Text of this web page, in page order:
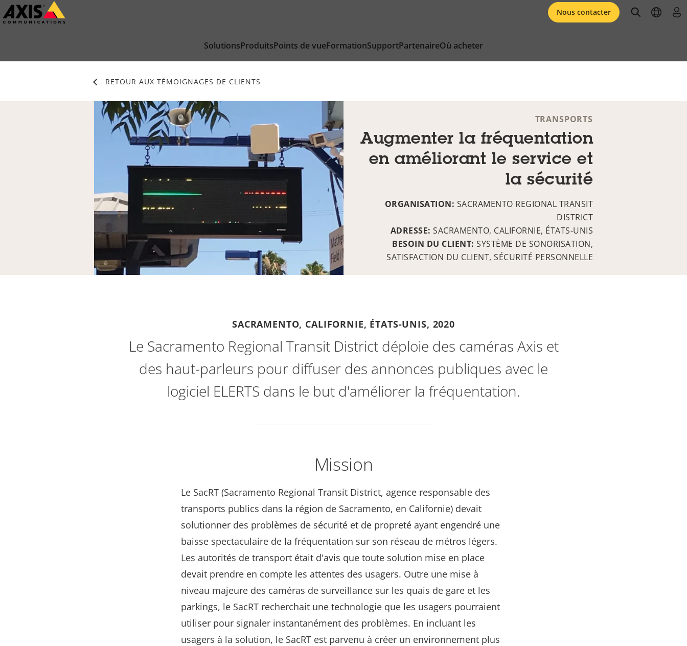
Passer
au
SolutionsProduitsPoints de vueFormationSupportPartenaireOù acheter
Nous contacter openopen
RETOUR AUX TÉMOIGNAGES DE CLIENTS
TRANSPORTS
Augmenter la fréquentation
en améliorant le service et
la sécurité
ORGANISATION: SACRAMENTO REGIONAL TRANSIT
DISTRICT
ADRESSE: SACRAMENTO, CALIFORNIE, ÉTATS-UNIS
BESOIN DU CLIENT: SYSTÈME DE SONORISATION,
SATISFACTION DU CLIENT, SÉCURITÉ PERSONNELLE
SACRAMENTO, CALIFORNIE, ÉTATS-UNIS, 2020
Le Sacramento Regional Transit District déploie des caméras Axis et
des haut-parleurs pour diffuser des annonces publiques avec le
logiciel ELERTS dans le but d'améliorer la fréquentation.
Mission
Le SacRT (Sacramento Regional Transit District, agence responsable des
transports publics dans la région de Sacramento, en Californie) devait
solutionner des problèmes de sécurité et de propreté ayant engendré une
baisse spectaculaire de la fréquentation sur son réseau de métros légers.
Les autorités de transport était d'avis que toute solution mise en place
devait prendre en compte les attentes des usagers. Outre une mise à
niveau majeure des caméras de surveillance sur les quais de gare et les
parkings, le SacRT recherchait une technologie que les usagers pourraient
utiliser pour signaler instantanément des problèmes. En incluant les
usagers à la solution, le SacRT est parvenu à créer un environnement plus